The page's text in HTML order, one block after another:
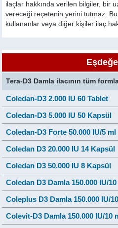
ilaçlar hakkında verilen bilgiler, bir
vereceği reçetenin yerini tutmaz.
kullananlar veya diğer kişiler ilaç
Tera-D3 Damla ilacının tüm
Coledan-D3 2.000 IU 60 Tablet
Coledan-D3 5.000 IU 50 Kapsül
Coledan-D3 Forte 50.000 IU/5
Coledan D3 20.000 IU 14 Kapsül
Coledan D3 50.000 IU 8 Kapsül
Coledan D3 Damla 150.000 IU/
Coleplus D3 Damla 150.000 IU/
Colevit-D3 Damla 150.000 IU/10